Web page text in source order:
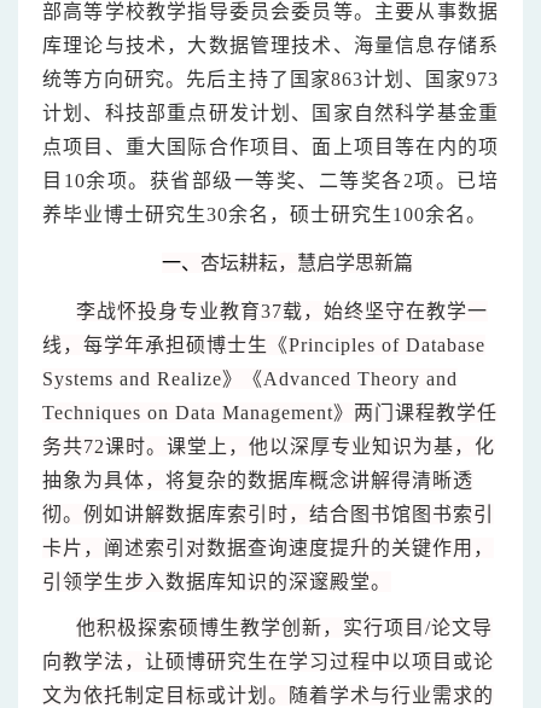
部高等学校教学指导委员会委员等。主要从事数据
库理论与技术，大数据管理技术、海量信息存储系
统等方向研究。先后主持了国家863计划、国家973
计划、科技部重点研发计划、国家自然科学基金重
点项目、重大国际合作项目、面上项目等在内的项
目10余项。获省部级一等奖、二等奖各2项。已培
养毕业博士研究生30余名，硕士研究生100余名。
一、 杏坛耕耘，慧启学思新篇
李战怀投身专业教育37载，始终坚守在教学一
线，每学年承担硕博士生《Principles of Database
Systems and Realize》《Advanced Theory and
Techniques on Data Management》两门课程教学任
务共72课时。课堂上，他以深厚专业知识为基，化
抽象为具体，将复杂的数据库概念讲解得清晰透
彻。例如讲解数据库索引时，结合图书馆图书索引
卡片，阐述索引对数据查询速度提升的关键作用，
引领学生步入数据库知识的深邃殿堂。
他积极探索硕博生教学创新，实行项目/论文导
向教学法，让硕博研究生在学习过程中以项目或论
文为依托制定目标或计划。随着学术与行业需求的